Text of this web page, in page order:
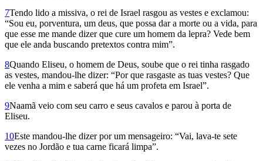
7Tendo lido a missiva, o rei de Israel rasgou as vestes e exclamou:
“Sou eu, porventura, um deus, que possa dar a morte ou a vida, para
que esse me mande dizer que cure um homem da lepra? Vede bem
que ele anda buscando pretextos contra mim”.
8Quando Eliseu, o homem de Deus, soube que o rei tinha rasgado
as vestes, mandou-lhe dizer: “Por que rasgaste as tuas vestes? Que
ele venha a mim e saberá que há um profeta em Israel”.
9Naamã veio com seu carro e seus cavalos e parou à porta de
Eliseu.
10Este mandou-lhe dizer por um mensageiro: “Vai, lava-te sete
vezes no Jordão e tua carne ficará limpa”.